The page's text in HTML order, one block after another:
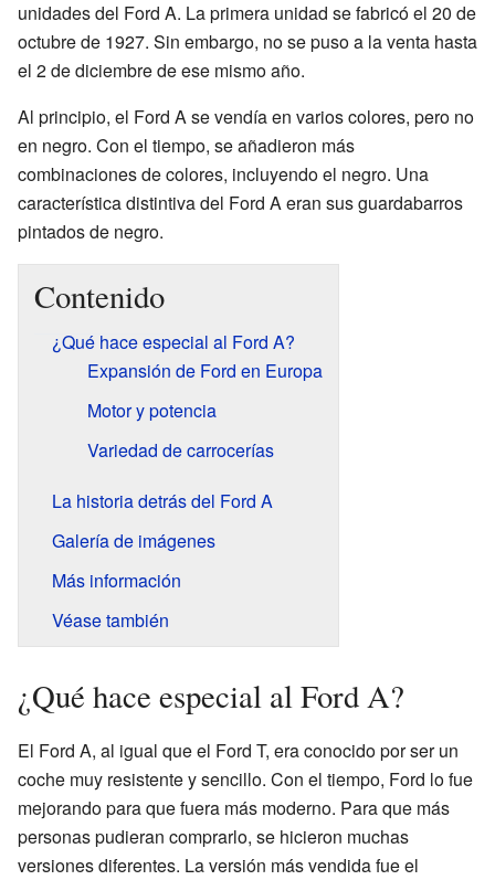
unidades del Ford A. La primera unidad se fabricó el 20 de
octubre de 1927. Sin embargo, no se puso a la venta hasta
el 2 de diciembre de ese mismo año.
Al principio, el Ford A se vendía en varios colores, pero no
en negro. Con el tiempo, se añadieron más
combinaciones de colores, incluyendo el negro. Una
característica distintiva del Ford A eran sus guardabarros
pintados de negro.
Contenido
¿Qué hace especial al Ford A?
Expansión de Ford en Europa
Motor y potencia
Variedad de carrocerías
La historia detrás del Ford A
Galería de imágenes
Más información
Véase también
¿Qué hace especial al Ford A?
El Ford A, al igual que el Ford T, era conocido por ser un
coche muy resistente y sencillo. Con el tiempo, Ford lo fue
mejorando para que fuera más moderno. Para que más
personas pudieran comprarlo, se hicieron muchas
versiones diferentes. La versión más vendida fue el